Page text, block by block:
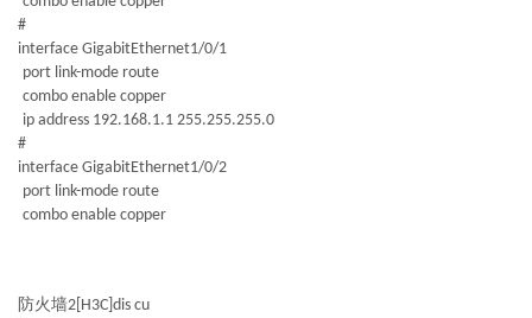
#
interface GigabitEthernet1/0/1
port link-mode route
combo enable copper
ip address 192.168.1.1 255.255.255.0
#
interface GigabitEthernet1/0/2
port link-mode route
combo enable copper
防火墙2[H3C]dis cu